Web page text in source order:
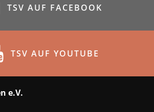
TSV AUF FACEBOOK
TSV AUF YOUTUBE
e.V.